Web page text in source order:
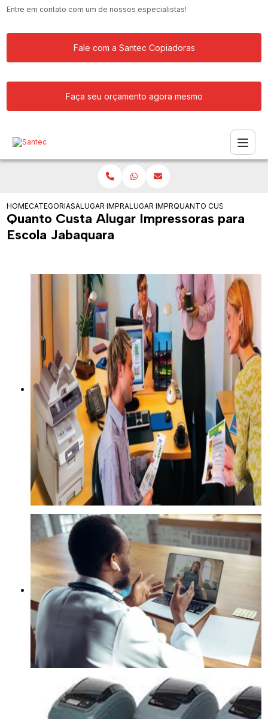
Entre em contato com um de nossos especialistas!
Fale com a Santec Copiadoras
Faça seu orçamento agora mesmo
HOMECATEGORIASALUGAR IMPRESSORAALUGAR IMPRESSORAS PARA
QUANTO CUSTA ALUGAR
Quanto Custa Alugar Impressoras para
Escola Jabaquara